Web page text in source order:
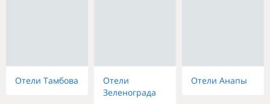
Отели Тамбова
Отели
Зеленограда
Отели Анапы